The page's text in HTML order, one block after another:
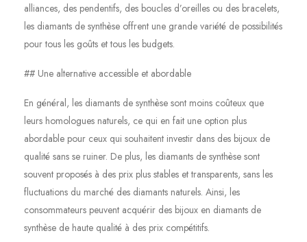
alliances, des pendentifs, des boucles d’oreilles ou des bracelets,
les diamants de synthèse offrent une grande variété de possibilités
pour tous les goûts et tous les budgets.
## Une alternative accessible et abordable
En général, les diamants de synthèse sont moins coûteux que
leurs homologues naturels, ce qui en fait une option plus
abordable pour ceux qui souhaitent investir dans des bijoux de
qualité sans se ruiner. De plus, les diamants de synthèse sont
souvent proposés à des prix plus stables et transparents, sans les
fluctuations du marché des diamants naturels. Ainsi, les
consommateurs peuvent acquérir des bijoux en diamants de
synthèse de haute qualité à des prix compétitifs.